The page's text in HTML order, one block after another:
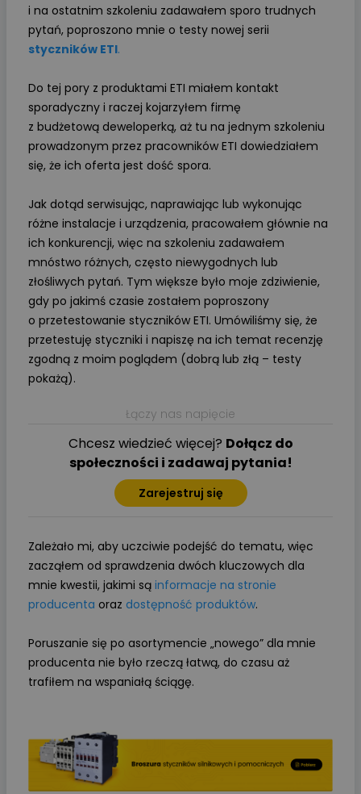
i na ostatnim szkoleniu zadawałem sporo trudnych
pytań, poproszono mnie o testy nowej serii
styczników ETI.
Do tej pory z produktami ETI miałem kontakt
sporadyczny i raczej kojarzyłem firmę
z budżetową deweloperką, aż tu na jednym szkoleniu
prowadzonym przez pracowników ETI dowiedziałem
się, że ich oferta jest dość spora.
Jak dotąd serwisując, naprawiając lub wykonując
różne instalacje i urządzenia, pracowałem głównie na
ich konkurencji, więc na szkoleniu zadawałem
mnóstwo różnych, często niewygodnych lub
złośliwych pytań. Tym większe było moje zdziwienie,
gdy po jakimś czasie zostałem poproszony
o przetestowanie styczników ETI. Umówiliśmy się, że
przetestuję styczniki i napiszę na ich temat recenzję
zgodną z moim poglądem (dobrą lub złą – testy
pokażą).
Łączy nas napięcie
Chcesz wiedzieć więcej? Dołącz do
społeczności i zadawaj pytania!
Zarejestruj się
Zależało mi, aby uczciwie podejść do tematu, więc
zacząłem od sprawdzenia dwóch kluczowych dla
mnie kwestii, jakimi są informacje na stronie
producenta oraz dostępność produktów.
Poruszanie się po asortymencie „nowego” dla mnie
producenta nie było rzeczą łatwą, do czasu aż
trafiłem na wspaniałą ściągę.